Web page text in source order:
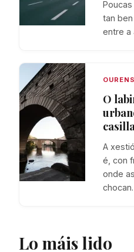
tan
entre a
O
A
é, con
onde
Lo máis lido